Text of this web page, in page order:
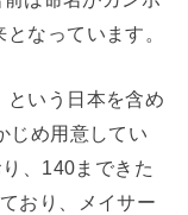
なっています。
という日本を含め
じめ用意してい
、140まできた
おり、メイサー